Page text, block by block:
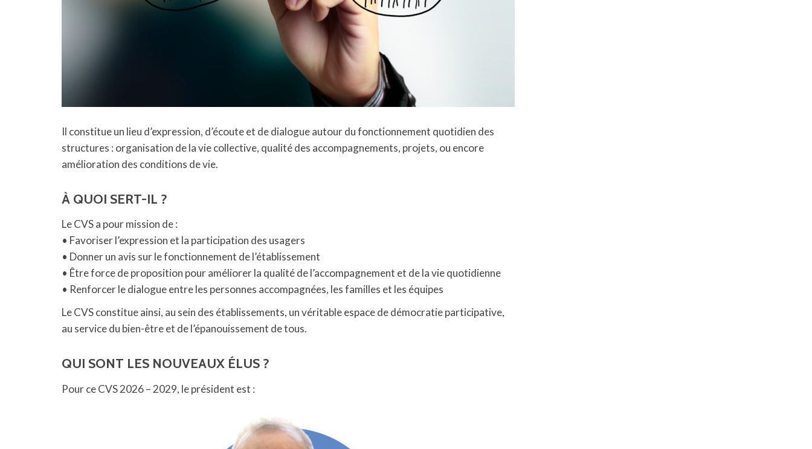
Il constitue un lieu d’expression, d’écoute et de dialogue autour du fonctionnement quotidien des
structures : organisation de la vie collective, qualité des accompagnements, projets, ou encore
amélioration des conditions de vie.
À QUOI SERT-IL ?
Le CVS a pour mission de :
• Favoriser l’expression et la participation des usagers
• Donner un avis sur le fonctionnement de l’établissement
• Être force de proposition pour améliorer la qualité de l’accompagnement et de la vie quotidienne
• Renforcer le dialogue entre les personnes accompagnées, les familles et les équipes
Le CVS constitue ainsi, au sein des établissements, un véritable espace de démocratie participative,
au service du bien-être et de l’épanouissement de tous.
QUI SONT LES NOUVEAUX ÉLUS ?
Pour ce CVS 2026 – 2029, le président est :